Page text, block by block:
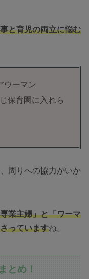
と育児の両立に悩む
ウーマン
保育園に入れら
周りへの協力がいか
業主婦」と「ワーマ
っていますね。
とめ！